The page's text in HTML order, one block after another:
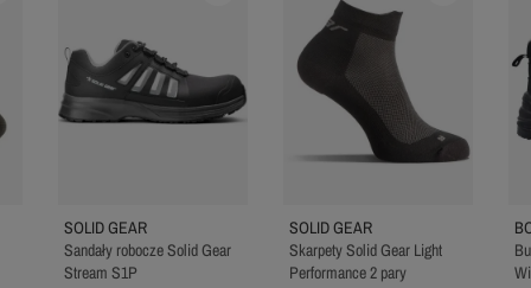
SOLID GEAR
Sandały robocze Solid Gear
Stream S1P
SOLID GEAR
Skarpety Solid Gear Light
Performance 2 pary